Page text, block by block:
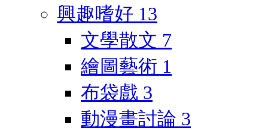
興趣嗜好 13
文學散文 7
繪圖藝術 1
布袋戲 3
動漫畫討論 3